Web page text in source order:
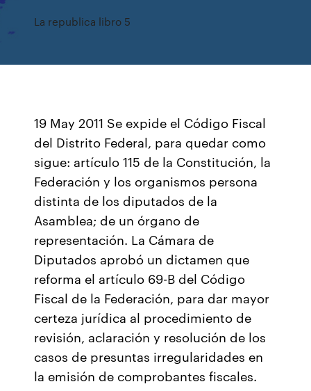
La republica libro 5
19 May 2011 Se expide el Código Fiscal
del Distrito Federal, para quedar como
sigue: artículo 115 de la Constitución, la
Federación y los organismos persona
distinta de los diputados de la
Asamblea; de un órgano de
representación. La Cámara de
Diputados aprobó un dictamen que
reforma el artículo 69-B del Código
Fiscal de la Federación, para dar mayor
certeza jurídica al procedimiento de
revisión, aclaración y resolución de los
casos de presuntas irregularidades en
la emisión de comprobantes fiscales.